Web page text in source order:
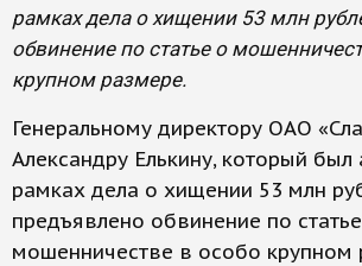
рамках дела о хищении 53 млн
обвинение по статье о
крупном размере.
Генеральному директору ОАО
Александру Елькину, который был
рамках дела о хищении 53 млн
предъявлено обвинение по
мошенничестве в особо крупном